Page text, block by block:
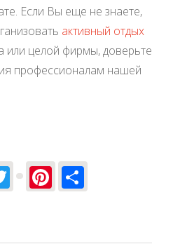
Если Вы еще не знаете,
активный отдых
или целой фирмы, доверьте
профессионалам нашей
TwitterPinterest